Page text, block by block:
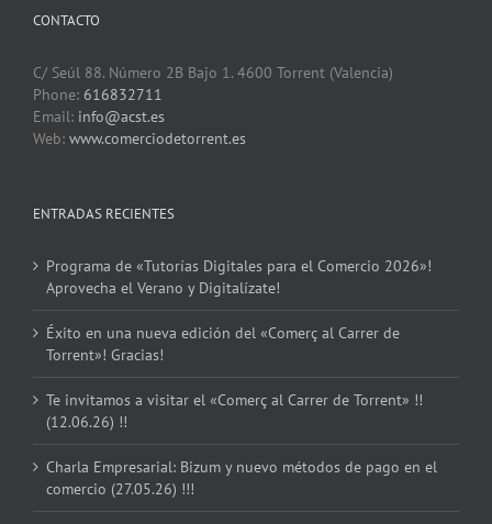
CONTACTO
C/ Seúl 88. Número 2B Bajo 1. 4600 Torrent (Valencia)
Phone: 616832711
Email: info@acst.es
Web: www.comerciodetorrent.es
ENTRADAS RECIENTES
Programa de «Tutorías Digitales para el Comercio 2026»!
Aprovecha el Verano y Digitalízate!
Éxito en una nueva edición del «Comerç al Carrer de
Torrent»! Gracias!
Te invitamos a visitar el «Comerç al Carrer de Torrent» !!
(12.06.26) !!
Charla Empresarial: Bizum y nuevo métodos de pago en el
comercio (27.05.26) !!!